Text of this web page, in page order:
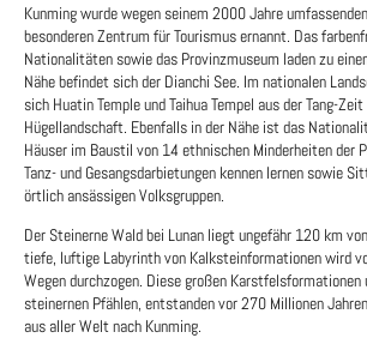
Kunming wurde wegen seinem 2000 Jahre
besonderen Zentrum für Tourismus ernannt. Das
Nationalitäten sowie das Provinzmuseum laden zu
Nähe befindet sich der Dianchi See. Im nationalen
sich Huatin Temple und Taihua Tempel aus der Tang-
Hügellandschaft. Ebenfalls in der Nähe ist das
Häuser im Baustil von 14 ethnischen Minderheiten der
Tanz- und Gesangsdarbietungen kennen lernen sowie
örtlich ansässigen Volksgruppen.
Der Steinerne Wald bei Lunan liegt ungefähr 120 km
tiefe, luftige Labyrinth von Kalksteinformationen wird
Wegen durchzogen. Diese großen Karstfelsformationen
steinernen Pfählen, entstanden vor 270 Millionen
aus aller Welt nach Kunming.